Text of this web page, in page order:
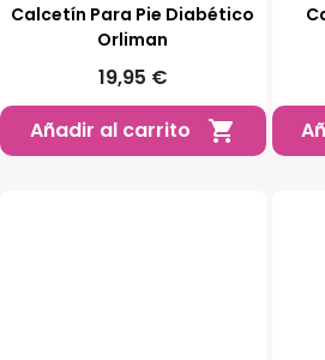
Calcetín Para Pie Diabético
Orliman
19,95 €
Añadir al carrito
